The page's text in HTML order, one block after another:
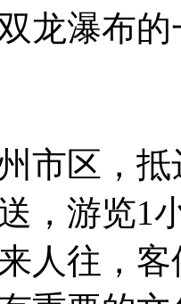
龙瀑布
市区，
，游览1
人往，